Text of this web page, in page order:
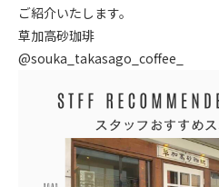
ご紹介いたします。
草加高砂珈琲
@souka_takasago_coffee_